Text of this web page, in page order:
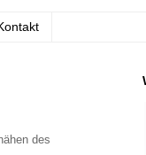
des